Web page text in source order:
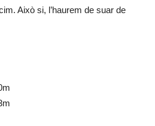
Això si, l’haurem de suar de